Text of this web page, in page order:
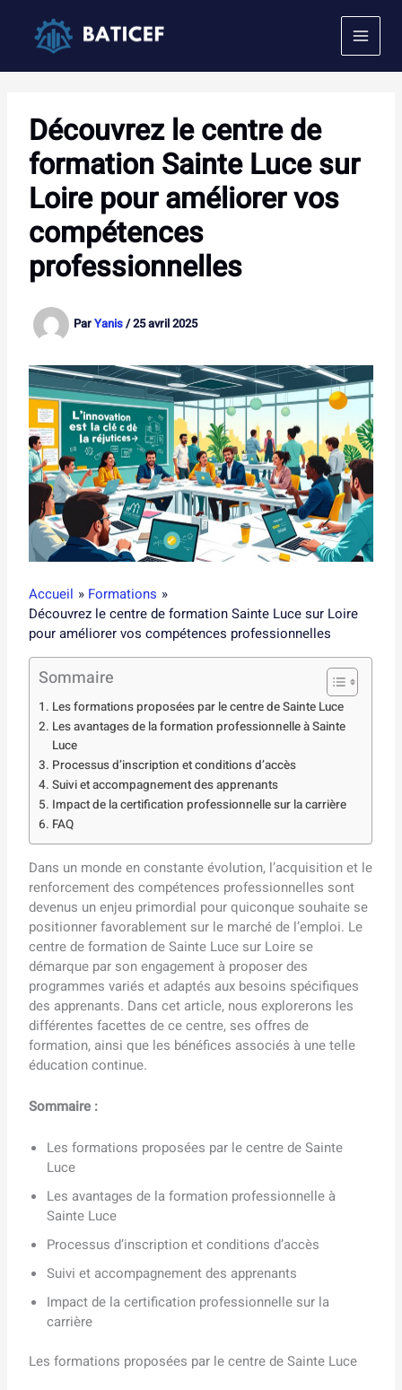
contenu
Découvrez le centre de
formation Sainte Luce sur
Loire pour améliorer vos
compétences
professionnelles
ParYanis/25 avril 2025
Accueil
Formations
Découvrez le centre de formation Sainte Luce sur Loire
pour améliorer vos compétences professionnelles
Sommaire
Les formations proposées par le centre de Sainte Luce
Les avantages de la formation professionnelle à Sainte
Luce
Processus d’inscription et conditions d’accès
Suivi et accompagnement des apprenants
Impact de la certification professionnelle sur la carrière
FAQ
Dans un monde en constante évolution, l’acquisition et le
renforcement des compétences professionnelles sont
devenus un enjeu primordial pour quiconque souhaite se
positionner favorablement sur le marché de l’emploi. Le
centre de formation de Sainte Luce sur Loire se
démarque par son engagement à proposer des
programmes variés et adaptés aux besoins spécifiques
des apprenants. Dans cet article, nous explorerons les
différentes facettes de ce centre, ses offres de
formation, ainsi que les bénéfices associés à une telle
éducation continue.
Sommaire :
Les formations proposées par le centre de Sainte
Luce
Les avantages de la formation professionnelle à
Sainte Luce
Processus d’inscription et conditions d’accès
Suivi et accompagnement des apprenants
Impact de la certification professionnelle sur la
carrière
Les formations proposées par le centre de Sainte Luce